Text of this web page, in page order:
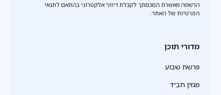
הרשמה מאשרת הסכמתך לקבלת דיוור אלקטרוני בהתאם לתנאי
הפרטיות של האתר.
מדורי תוכן
פרשת שבוע
מגזין חב״ד